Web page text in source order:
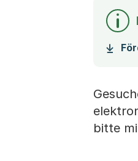
bitte